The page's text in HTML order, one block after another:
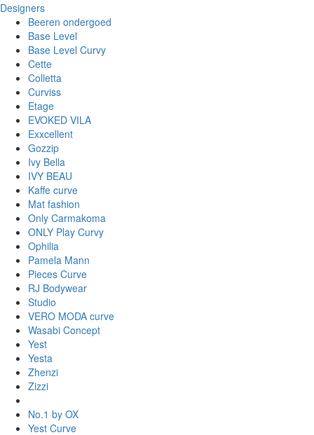
Designers
Beeren ondergoed
Base Level
Base Level Curvy
Cette
Colletta
Curviss
Etage
EVOKED VILA
Exxcellent
Gozzip
Ivy Bella
IVY BEAU
Kaffe curve
Mat fashion
Only Carmakoma
ONLY Play Curvy
Ophilia
Pamela Mann
Pieces Curve
RJ Bodywear
Studio
VERO MODA curve
Wasabi Concept
Yest
Yesta
Zhenzi
Zizzi
No.1 by OX
Yest Curve